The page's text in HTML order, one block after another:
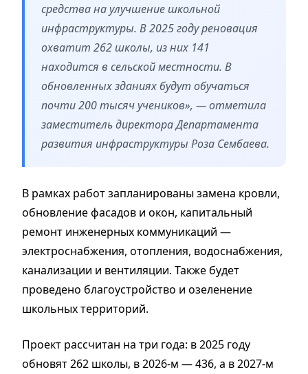
средства на улучшение школьной
инфраструктуры. В 2025 году реновация
охватит 262 школы, из них 141
находится в сельской местности. В
обновленных зданиях будут обучаться
почти 200 тысяч учеников», — отметила
заместитель директора Департамента
развития инфраструктуры Роза Сембаева.
В рамках работ запланированы замена кровли,
обновление фасадов и окон, капитальный
ремонт инженерных коммуникаций —
электроснабжения, отопления, водоснабжения,
канализации и вентиляции. Также будет
проведено благоустройство и озеленение
школьных территорий.
Проект рассчитан на три года: в 2025 году
обновят 262 школы, в 2026-м — 436, а в 2027-м